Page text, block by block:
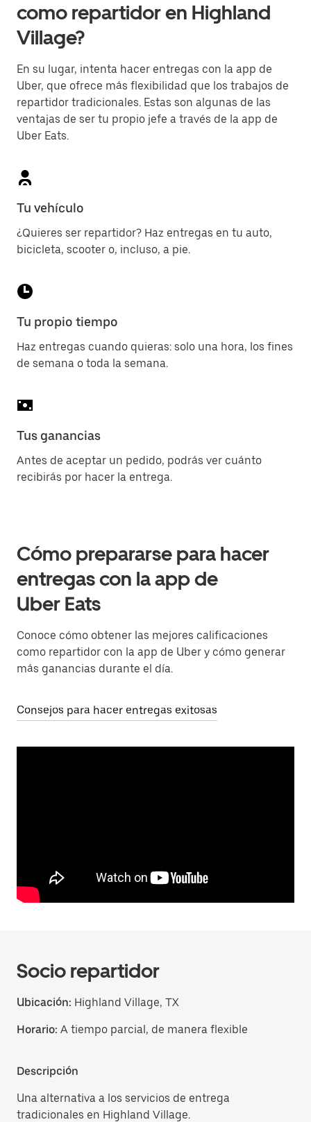
como repartidor en Highland
Village?
En su lugar, intenta hacer entregas con la app de
Uber, que ofrece más flexibilidad que los trabajos de
repartidor tradicionales. Estas son algunas de las
ventajas de ser tu propio jefe a través de la app de
Uber Eats.
Tu vehículo
¿Quieres ser repartidor? Haz entregas en tu auto,
bicicleta, scooter o, incluso, a pie.
Tu propio tiempo
Haz entregas cuando quieras: solo una hora, los fines
de semana o toda la semana.
Tus ganancias
Antes de aceptar un pedido, podrás ver cuánto
recibirás por hacer la entrega.
Cómo prepararse para hacer
entregas con la app de
Uber Eats
Conoce cómo obtener las mejores calificaciones
como repartidor con la app de Uber y cómo generar
más ganancias durante el día.
Consejos para hacer entregas exitosas
Socio repartidor
Ubicación: Highland Village, TX
Horario: A tiempo parcial, de manera flexible
Descripción
Una alternativa a los servicios de entrega
tradicionales en Highland Village.